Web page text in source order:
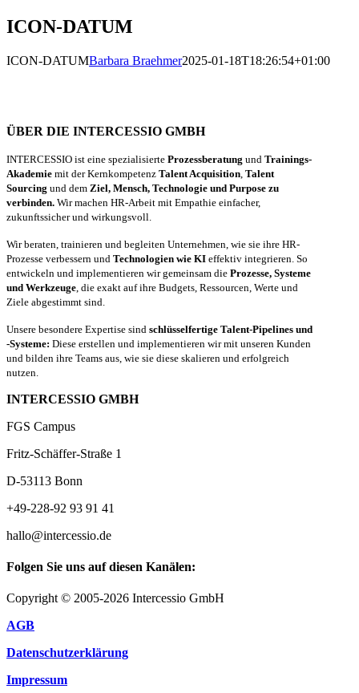
ICON-DATUM
ICON-DATUMBarbara Braehmer2025-01-18T18:26:54+01:00
ÜBER DIE INTERCESSIO GMBH
INTERCESSIO ist eine spezialisierte Prozessberatung und Trainings-
Akademie mit der Kernkompetenz Talent Acquisition Talent
Sourcing und dem Ziel, Mensch, Technologie und Purpose zu
verbinden. Wir machen HR-Arbeit mit Empathie einfacher,
zukunftssicher und wirkungsvoll.
Wir beraten, trainieren und begleiten Unternehmen, wie sie ihre HR-
Prozesse verbessern und Technologien wie KI effektiv integrieren. So
entwickeln und implementieren wir gemeinsam die Prozesse, Systeme
und Werkzeuge , die exakt auf ihre Budgets, Ressourcen, Werte und
Ziele abgestimmt sind.
Unsere besondere Expertise sind schlüsselfertige Talent-Pipelines und
-Systeme: Diese erstellen und implementieren wir mit unseren Kunden
und bilden ihre Teams aus, wie sie diese skalieren und erfolgreich
nutzen.
INTERCESSIO GMBH
FGS Campus
Fritz-Schäffer-Straße 1
D-53113 Bonn
+49-228-92 93 91 41
hallo@intercessio.de
Folgen Sie uns auf diesen Kanälen:
Copyright © 2005-2026 Intercessio GmbH
AGB
Datenschutzerklärung
Impressum